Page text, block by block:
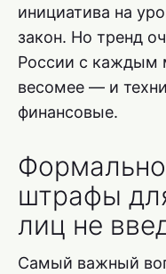
инициатива на
закон. Но тренд
России с каждым
весомее — и
финансовые.
штрафы
лиц не
Самый важный